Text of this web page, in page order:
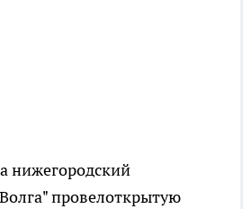
нижегородский
провелоткрытую